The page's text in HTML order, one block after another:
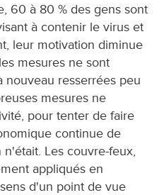
60 à 80 % des gens sont
à contenir le virus et
leur motivation diminue
mesures ne sont
nouveau resserrées peu
mesures ne
pour tenter de faire
continue de
Les couvre-feux,
appliqués en
d'un point de vue